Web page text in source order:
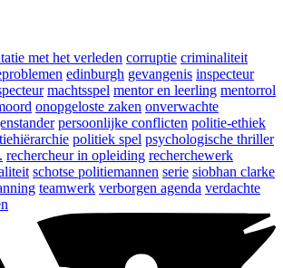
met het verleden corruptie criminaliteit
edinburgh gevangenis inspecteur
machtsspel mentor en leerling mentorrol
onopgeloste zaken onverwachte
persoonlijke conflicten politie-ethiek
politiek spel psychologische thriller
rechercheur in opleiding recherchewerk
schotse politiemannen serie siobhan clarke
teamwerk verborgen agenda verdachte